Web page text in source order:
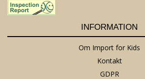
INFORMATION
Om Import for Kids
Kontakt
GDPR